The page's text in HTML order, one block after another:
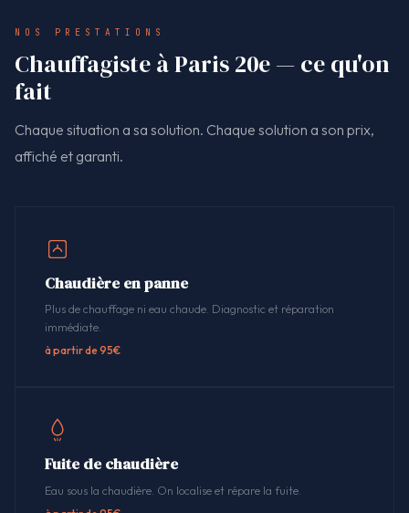
NOS PRESTATIONS
Chauffagiste à Paris 20e — ce qu'on
fait
Chaque situation a sa solution. Chaque solution a son prix,
affiché et garanti.
Chaudière en panne
Plus de chauffage ni eau chaude. Diagnostic et réparation
immédiate.
à partir de 95€
Fuite de chaudière
Eau sous la chaudière. On localise et répare la fuite.